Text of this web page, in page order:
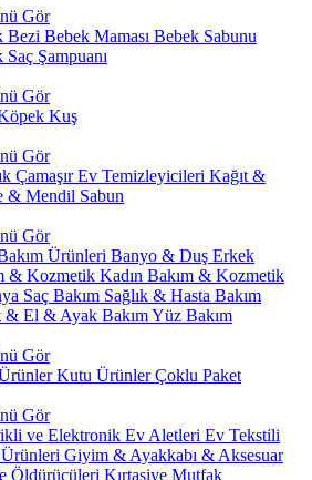
Gör
Bezi Bebek Maması Bebek Sabunu
Saç Şampuanı
Gör
Kuş
Gör
ÇamaşırEv Temizleyicileri Kağıt &
& Mendil Sabun
Gör
Ürünleri Banyo & Duş Erkek
& Kozmetik Kadın Bakım & Kozmetik
Saç Bakım Sağlık & Hasta Bakım
& El & Ayak BakımYüz Bakım
Gör
Kutu ÜrünlerÇoklu Paket
Gör
ve Elektronik Ev Aletleri Ev Tekstili
Ürünleri Giyim & Ayakkabı & Aksesuar
Öldürücüleri Kırtasiye Mutfak